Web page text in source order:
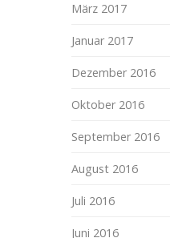
März 2017
Januar 2017
Dezember 2016
Oktober 2016
September 2016
August 2016
Juli 2016
Juni 2016